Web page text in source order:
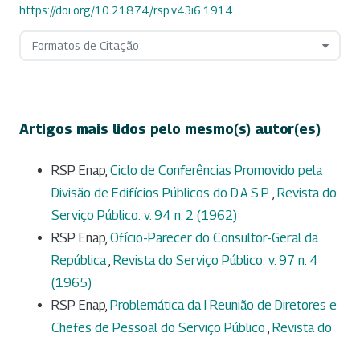
https://doi.org/10.21874/rsp.v43i6.1914
Formatos de Citação
Artigos mais lidos pelo mesmo(s) autor(es)
RSP Enap, Ciclo de Conferências Promovido pela
Divisão de Edifícios Públicos do D.A.S.P. Revista do
Serviço Público: v. 94 n. 2 (1962)
RSP Enap, Ofício-Parecer do Consultor-Geral da
República Revista do Serviço Público: v. 97 n. 4
(1965)
RSP Enap, Problemática da I Reunião de Diretores e
Chefes de Pessoal do Serviço Público Revista do